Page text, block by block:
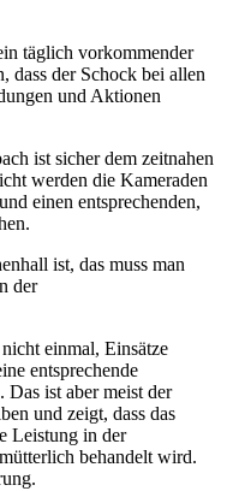
täglich vorkommender
dass der Schock bei allen
und Aktionen
ist sicher dem zeitnahen
werden die Kameraden
einen entsprechenden,
ist, das muss man
der
einmal, Einsätze
entsprechende
Das ist aber meist der
und zeigt, dass das
Leistung in der
behandelt wird.